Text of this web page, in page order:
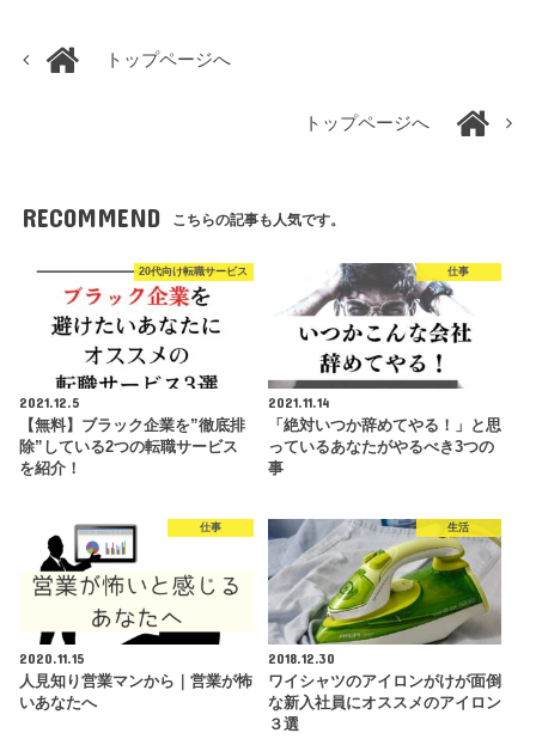
トップページへ
トップページへ
RECOMMEND こちらの記事も人気です。
20代向け転職サービス
2021.12.5
【無料】ブラック企業を”徹底排
除”している2つの転職サービス
を紹介！
仕事
2021.11.14
「絶対いつか辞めてやる！」と思
っているあなたがやるべき3つの
事
仕事
2020.11.15
人見知り営業マンから｜営業が怖
いあなたへ
生活
2018.12.30
ワイシャツのアイロンがけが面倒
な新入社員にオススメのアイロン
３選